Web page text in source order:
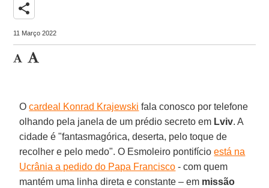
share
11 Março 2022
Ocardeal Konrad Krajewski fala conosco por telefone
olhando pela janela de um prédio secreto em Lviv. A
cidade é "fantasmagórica, deserta, pelo toque de
recolher e pelo medo". O Esmoleiro pontifícioestá na
Ucrânia a pedido do Papa Francisco - com quem
mantém uma linha direta e constante – em missão